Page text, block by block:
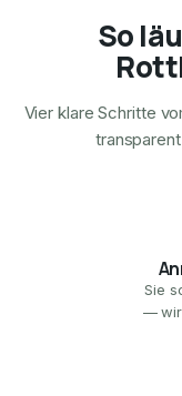
So
Vier klare Schritte
Sie
— wir